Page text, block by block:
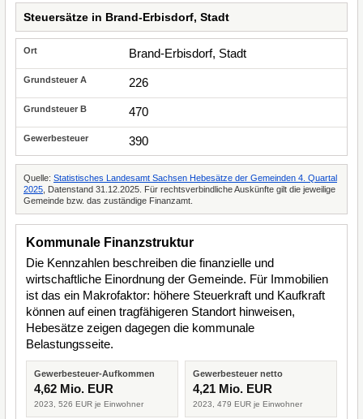
Steuersätze in Brand-Erbisdorf, Stadt
Brand-Erbisdorf, Stadt
226
470
390
Quelle: Statistisches Landesamt Sachsen Hebesätze der Gemeinden 4. Quartal
2025 , Datenstand 31.12.2025. Für rechtsverbindliche Auskünfte gilt die jeweilige
Gemeinde bzw. das zuständige Finanzamt.
Kommunale Finanzstruktur
Die Kennzahlen beschreiben die finanzielle und
wirtschaftliche Einordnung der Gemeinde. Für Immobilien
ist das ein Makrofaktor: höhere Steuerkraft und Kaufkraft
können auf einen tragfähigeren Standort hinweisen,
Hebesätze zeigen dagegen die kommunale
Belastungsseite.
Gewerbesteuer-Aufkommen
4,62 Mio. EUR
2023, 526 EUR je Einwohner
Gewerbesteuer netto
4,21 Mio. EUR
2023, 479 EUR je Einwohner